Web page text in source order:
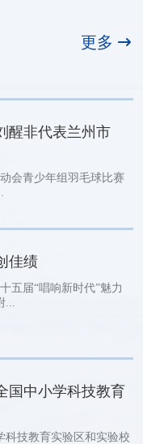
更多
团再创佳绩
醒非代表兰州市
会青少年组羽毛球比赛
佳绩
五届“唱响新时代”魅力
...
国中小学科技教育
科技教育实验区和实验校